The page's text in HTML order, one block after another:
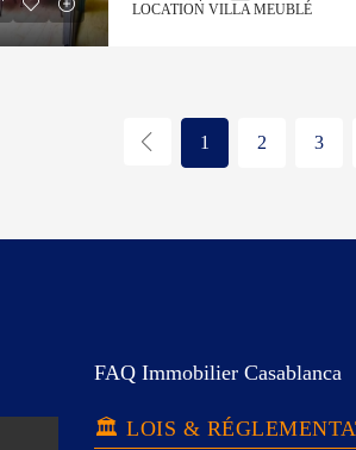
LOCATION VILLA MEUBLÉ
1 2 3
FAQ Immobilier Casablanca
🏛️ LOIS &